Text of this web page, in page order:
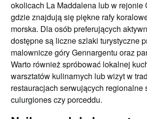
okolicach La Maddalena lub w rejonie
gdzie znajdują się piękne rafy
morska. Dla osób preferujących
dostępne są liczne szlaki turystyczne
malownicze góry Gennargentu oraz
Warto również spróbować lokalnej
warsztatów kulinarnych lub wizyt w
restauracjach serwujących regionalne
culurgiones czy porceddu.